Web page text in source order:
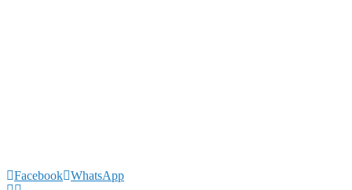
Facebook WhatsApp